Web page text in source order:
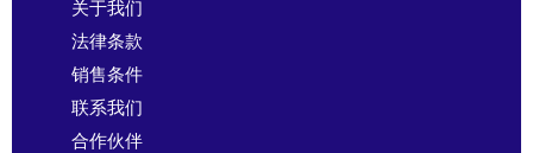
关于我们
法律条款
销售条件
联系我们
合作伙伴